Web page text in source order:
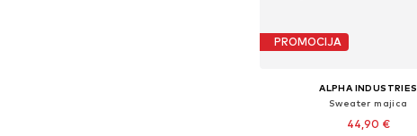
PROMOCIJA
ALPHA INDUSTRIES
Sweater majica
44,90 €